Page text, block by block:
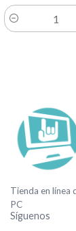
Cantidad
Tienda en línea
PC
Síguenos